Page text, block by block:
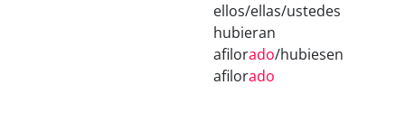
ellos/ellas/ustedes
hubieran
afilorado/hubiesen
afilorado